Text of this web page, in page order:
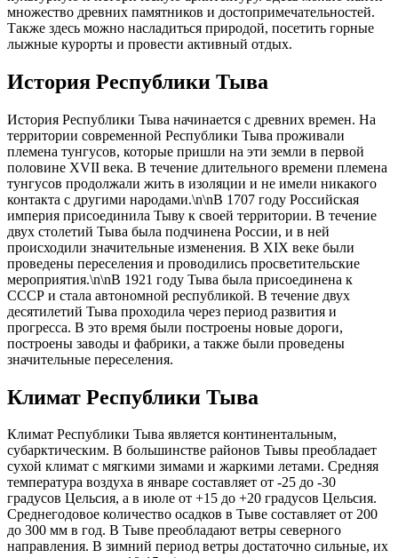
множество древних памятников и достопримечательностей.
Также здесь можно насладиться природой, посетить горные
лыжные курорты и провести активный отдых.
История Республики Тыва
История Республики Тыва начинается с древних времен. На
территории современной Республики Тыва проживали
племена тунгусов, которые пришли на эти земли в первой
половине XVII века. В течение длительного времени племена
тунгусов продолжали жить в изоляции и не имели никакого
контакта с другими народами.\n\nВ 1707 году Российская
империя присоединила Тыву к своей территории. В течение
двух столетий Тыва была подчинена России, и в ней
происходили значительные изменения. В XIX веке были
проведены переселения и проводились просветительские
мероприятия.\n\nВ 1921 году Тыва была присоединена к
СССР и стала автономной республикой. В течение двух
десятилетий Тыва проходила через период развития и
прогресса. В это время были построены новые дороги,
построены заводы и фабрики, а также были проведены
значительные переселения.
Климат Республики Тыва
Климат Республики Тыва является континентальным,
субарктическим. В большинстве районов Тывы преобладает
сухой климат с мягкими зимами и жаркими летами. Средняя
температура воздуха в январе составляет от -25 до -30
градусов Цельсия, а в июле от +15 до +20 градусов Цельсия.
Среднегодовое количество осадков в Тыве составляет от 200
до 300 мм в год. В Тыве преобладают ветры северного
направления. В зимний период ветры достаточно сильные, их